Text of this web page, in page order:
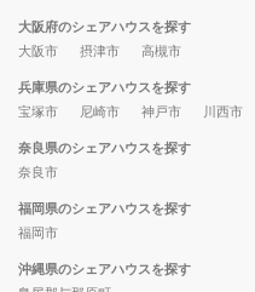
大阪府のシェアハウスを探す
大阪市
摂津市 高槻市
兵庫県のシェアハウスを探す
宝塚市
尼崎市 神戸市 川西市
奈良県のシェアハウスを探す
奈良市
福岡県のシェアハウスを探す
福岡市
沖縄県のシェアハウスを探す